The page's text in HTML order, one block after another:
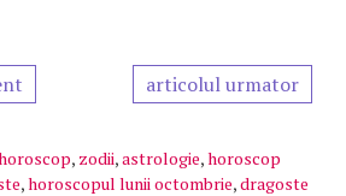
articolul urmator
, zodii,astrologie,horoscop
,horoscopul lunii octombrie,dragoste